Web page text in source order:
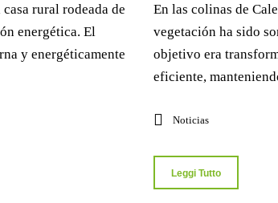
rural rodeada de
energética. El
y energéticamente
En las colinas de
vegetación ha sido
objetivo era
eficiente,
Noticias
Leggi Tutto